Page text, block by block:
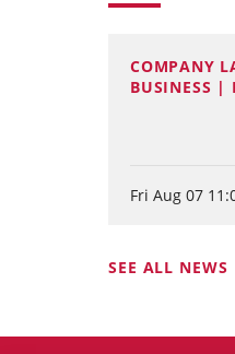
COMPANY
BUSINESS |
Fri Aug 07
SEE ALL NEWS